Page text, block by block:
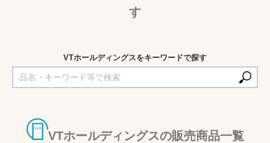
す
VTホールディングスをキーワードで探す
VTホールディングスの販売商品一覧